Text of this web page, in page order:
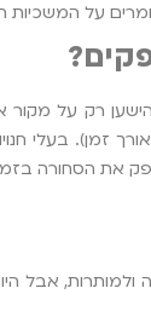
על
רק על
את הסחורה
אבל